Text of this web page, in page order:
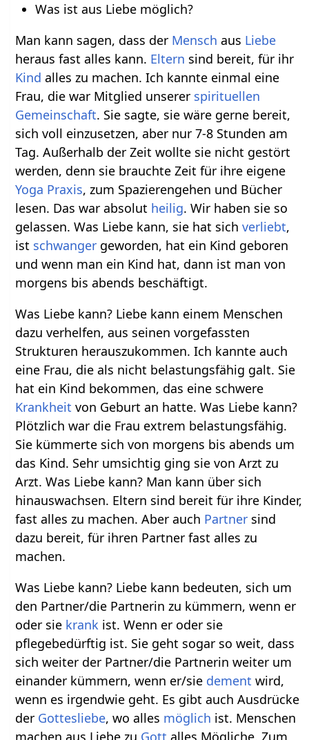
Was ist aus Liebe möglich?
Man kann sagen, dass der Mensch aus Liebe
heraus fast alles kann. Eltern sind bereit, für ihr
Kind alles zu machen. Ich kannte einmal eine
Frau, die war Mitglied unserer spirituellen
Gemeinschaft. Sie sagte, sie wäre gerne bereit,
sich voll einzusetzen, aber nur 7-8 Stunden am
Tag. Außerhalb der Zeit wollte sie nicht gestört
werden, denn sie brauchte Zeit für ihre eigene
Yoga Praxis, zum Spazierengehen und Bücher
lesen. Das war absolut heilig. Wir haben sie so
gelassen. Was Liebe kann, sie hat sichverliebt,
ist schwanger geworden, hat ein Kind geboren
und wenn man ein Kind hat, dann ist man von
morgens bis abends beschäftigt.
Was Liebe kann? Liebe kann einem Menschen
dazu verhelfen, aus seinen vorgefassten
Strukturen herauszukommen. Ich kannte auch
eine Frau, die als nicht belastungsfähig galt. Sie
hat ein Kind bekommen, das eine schwere
Krankheit von Geburt an hatte. Was Liebe kann?
Plötzlich war die Frau extrem belastungsfähig.
Sie kümmerte sich von morgens bis abends um
das Kind. Sehr umsichtig ging sie von Arzt zu
Arzt. Was Liebe kann? Man kann über sich
hinauswachsen. Eltern sind bereit für ihre Kinder,
fast alles zu machen. Aber auch Partner sind
dazu bereit, für ihren Partner fast alles zu
machen.
Was Liebe kann? Liebe kann bedeuten, sich um
den Partner/die Partnerin zu kümmern, wenn er
oder sie krank ist. Wenn er oder sie
pflegebedürftig ist. Sie geht sogar so weit, dass
sich weiter der Partner/die Partnerin weiter um
einander kümmern, wenn er/sie dement wird,
wenn es irgendwie geht. Es gibt auch Ausdrücke
der Gottesliebe, wo alles möglich ist. Menschen
machen aus Liebe zu Gott alles Mögliche. Zum